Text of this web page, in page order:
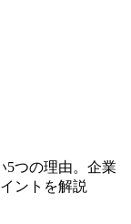
5つの理由。企業
ントを解説